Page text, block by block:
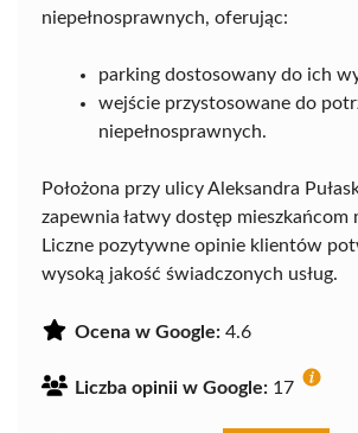
niepełnosprawnych, oferując:
parking dostosowany do ich
wejście przystosowane do
niepełnosprawnych.
Położona przy ulicy Aleksandra
zapewnia łatwy dostęp mieszkańcom
Liczne pozytywne opinie klientów
wysoką jakość świadczonych usług.
Ocena w Google: 4.6
Liczba opinii w Google: 17